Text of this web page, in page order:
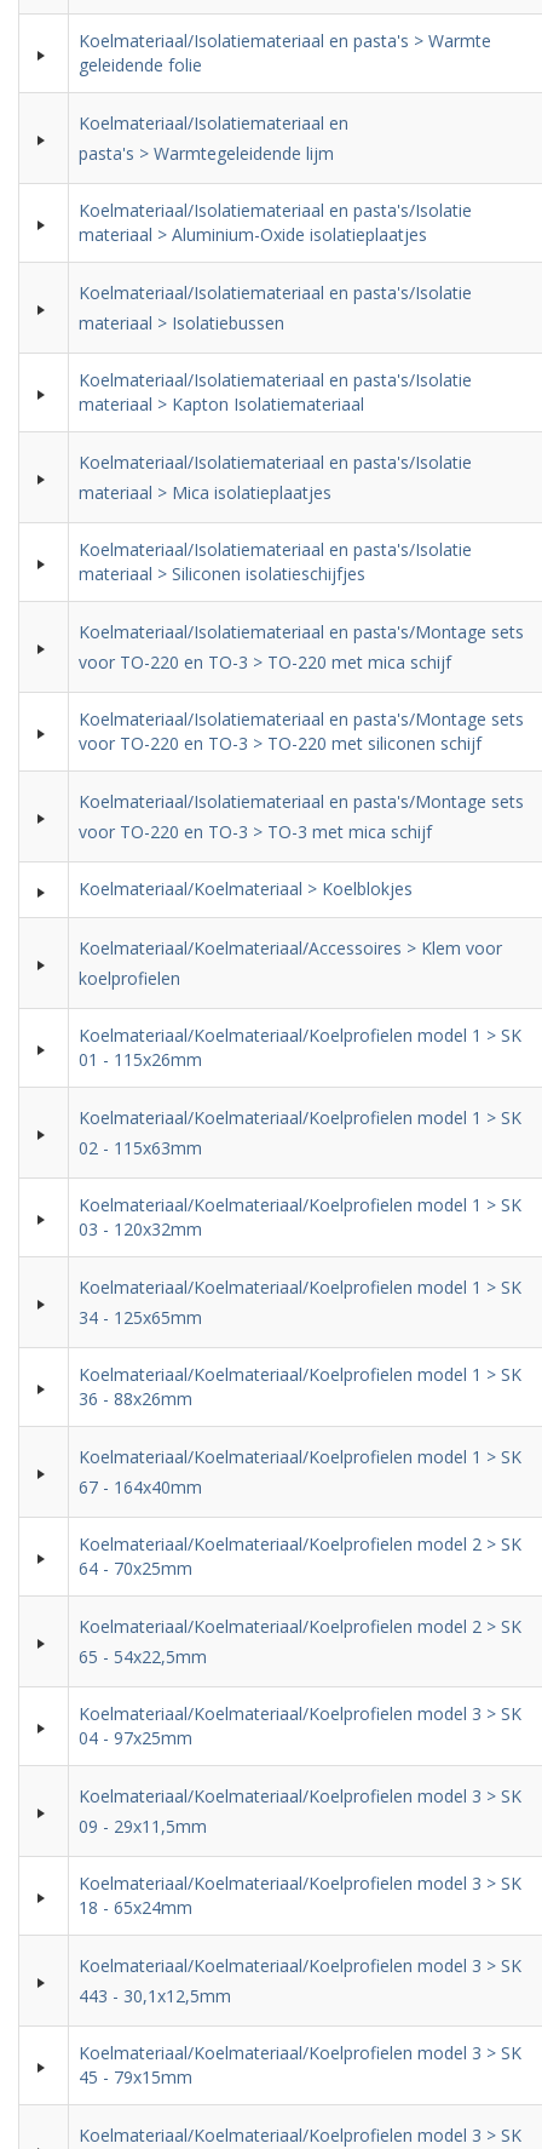
Koelmateriaal/Isolatiemateriaal en pasta's > Warmte
geleidende folie
Koelmateriaal/Isolatiemateriaal en
pasta's > Warmtegeleidende lijm
Koelmateriaal/Isolatiemateriaal en pasta's/Isolatie
materiaal > Aluminium-Oxide isolatieplaatjes
Koelmateriaal/Isolatiemateriaal en pasta's/Isolatie
materiaal > Isolatiebussen
Koelmateriaal/Isolatiemateriaal en pasta's/Isolatie
materiaal > Kapton Isolatiemateriaal
Koelmateriaal/Isolatiemateriaal en pasta's/Isolatie
materiaal > Mica isolatieplaatjes
Koelmateriaal/Isolatiemateriaal en pasta's/Isolatie
materiaal > Siliconen isolatieschijfjes
Koelmateriaal/Isolatiemateriaal en pasta's/Montage sets
voor TO-220 en TO-3 > TO-220 met mica schijf
Koelmateriaal/Isolatiemateriaal en pasta's/Montage sets
voor TO-220 en TO-3 > TO-220 met siliconen schijf
Koelmateriaal/Isolatiemateriaal en pasta's/Montage sets
voor TO-220 en TO-3 > TO-3 met mica schijf
Koelmateriaal/Koelmateriaal > Koelblokjes
Koelmateriaal/Koelmateriaal/Accessoires > Klem voor
koelprofielen
Koelmateriaal/Koelmateriaal/Koelprofielen model 1 > SK
01 - 115x26mm
Koelmateriaal/Koelmateriaal/Koelprofielen model 1 > SK
02 - 115x63mm
Koelmateriaal/Koelmateriaal/Koelprofielen model 1 > SK
03 - 120x32mm
Koelmateriaal/Koelmateriaal/Koelprofielen model 1 > SK
34 - 125x65mm
Koelmateriaal/Koelmateriaal/Koelprofielen model 1 > SK
36 - 88x26mm
Koelmateriaal/Koelmateriaal/Koelprofielen model 1 > SK
67 - 164x40mm
Koelmateriaal/Koelmateriaal/Koelprofielen model 2 > SK
64 - 70x25mm
Koelmateriaal/Koelmateriaal/Koelprofielen model 2 > SK
65 - 54x22,5mm
Koelmateriaal/Koelmateriaal/Koelprofielen model 3 > SK
04 - 97x25mm
Koelmateriaal/Koelmateriaal/Koelprofielen model 3 > SK
09 - 29x11,5mm
Koelmateriaal/Koelmateriaal/Koelprofielen model 3 > SK
18 - 65x24mm
Koelmateriaal/Koelmateriaal/Koelprofielen model 3 > SK
443 - 30,1x12,5mm
Koelmateriaal/Koelmateriaal/Koelprofielen model 3 > SK
45 - 79x15mm
Koelmateriaal/Koelmateriaal/Koelprofielen model 3 > SK